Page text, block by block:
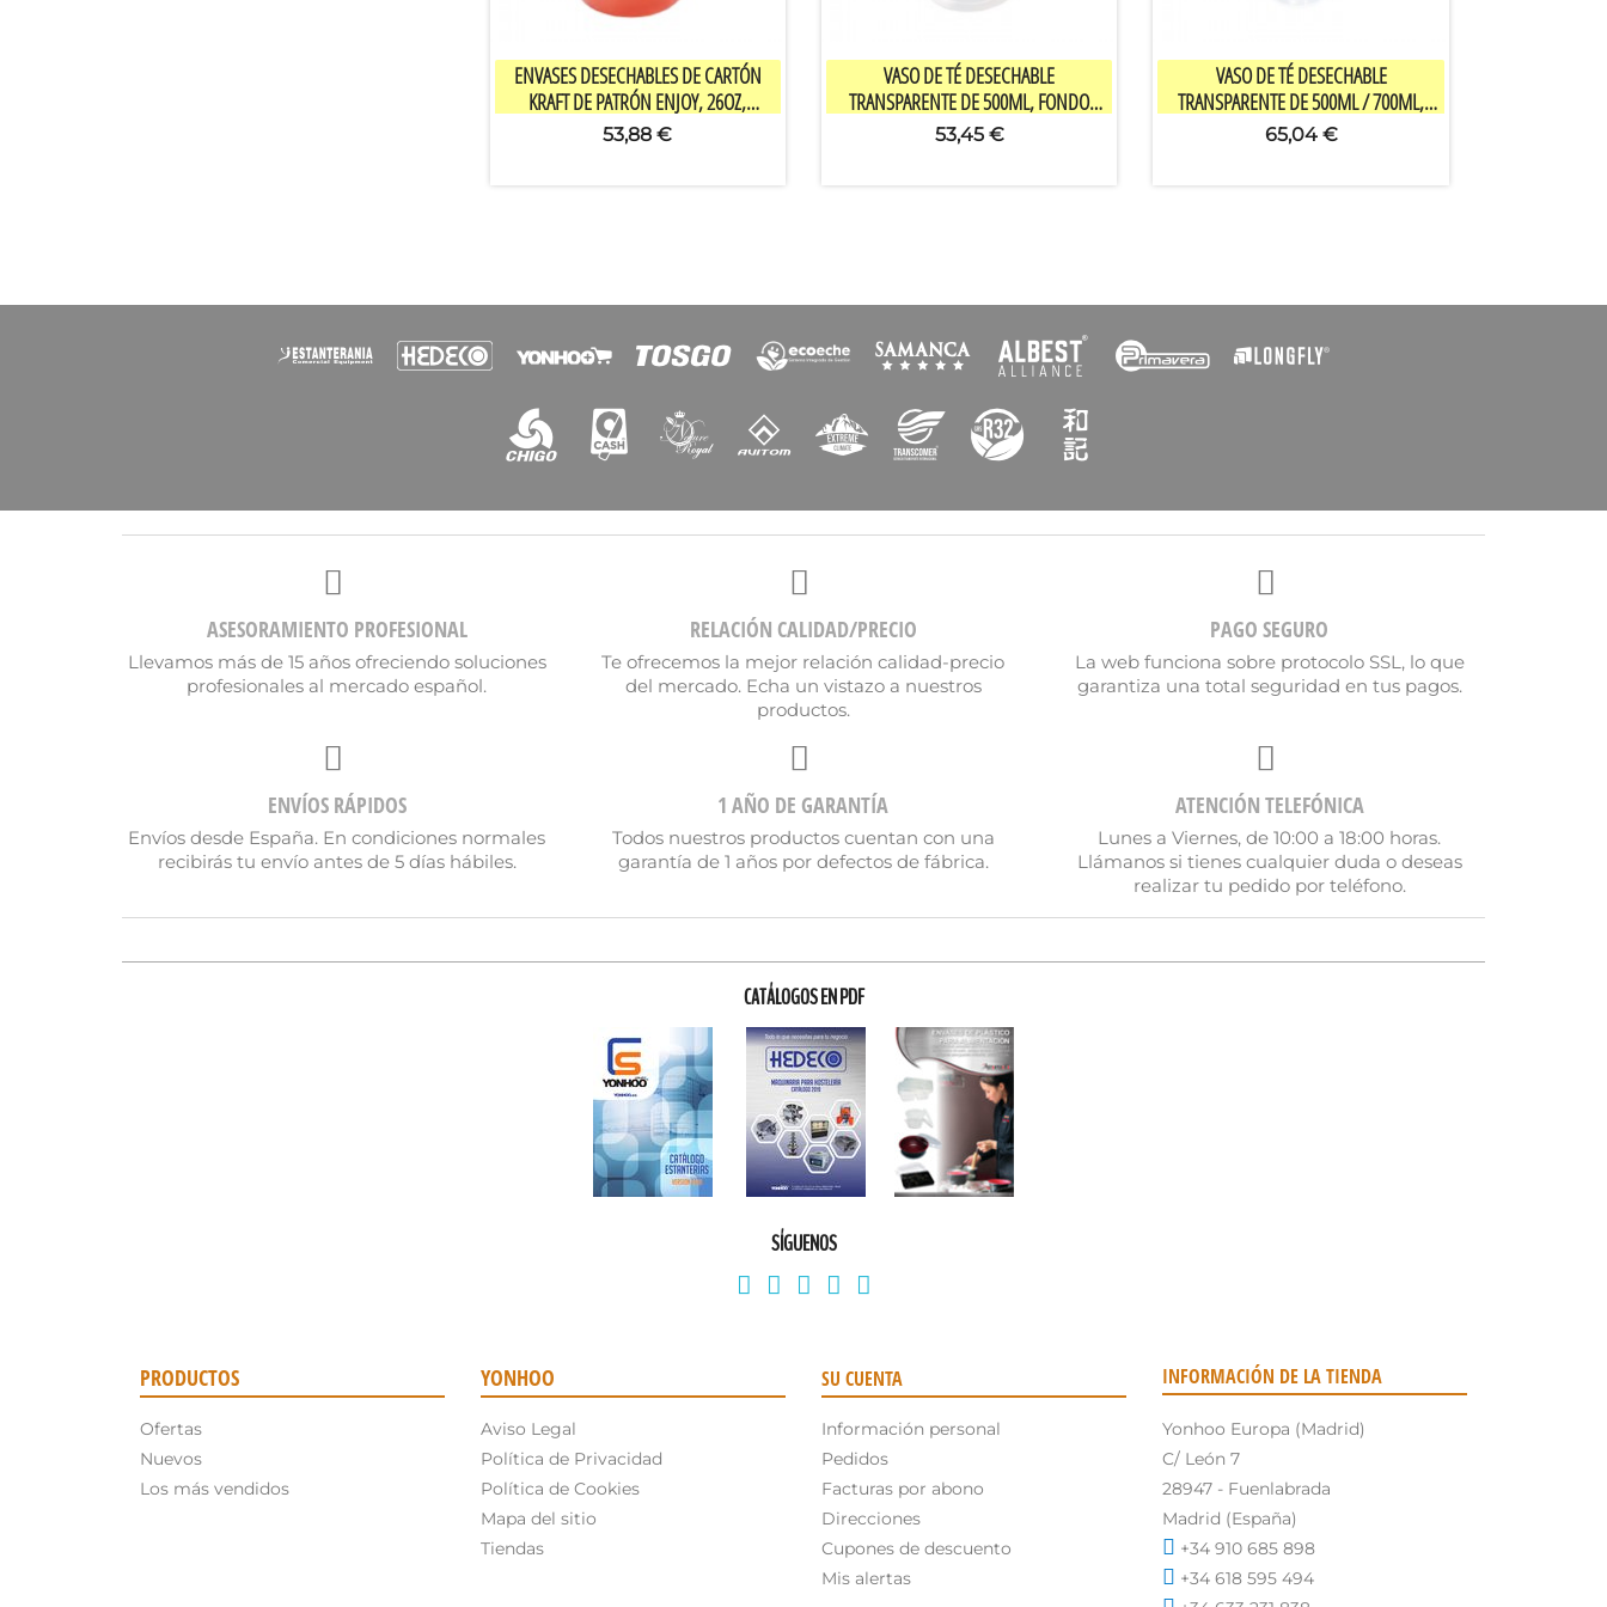
Vista rápida
ENVASES DESECHABLES DE CARTÓN
KRAFT DE PATRÓN ENJOY, 26OZ,
500UDS/CAJA MULTIUSOS PARA
COMIDA PARA LLEVAR, CAJA DE RAMEN
53,88 €
Vista rápida
VASO DE TÉ DESECHABLE
TRANSPARENTE DE 500ML, FONDO
REDONDO, 90MM DE DIÁMETRO,
500UDS/CAJA PARA BEBIDAS
53,45 €
Vista rápida
VASO DE TÉ DESECHABLE
TRANSPARENTE DE 500ML / 700ML,
FONDO PLANO, 90MM DE DIÁMETRO,
500UDS/CAJA PARA BEBIDAS
65,04 €
ASESORAMIENTO PROFESIONAL
Llevamos más de 15 años ofreciendo soluciones
profesionales al mercado español.
RELACIÓN CALIDAD/PRECIO
Te ofrecemos la mejor relación calidad-precio
del mercado. Echa un vistazo a nuestros
productos.
PAGO SEGURO
La web funciona sobre protocolo SSL, lo que
garantiza una total seguridad en tus pagos.
ENVÍOS RÁPIDOS
Envíos desde España. En condiciones normales
recibirás tu envío antes de 5 días hábiles.
1 AÑO DE GARANTÍA
Todos nuestros productos cuentan con una
garantía de 1 años por defectos de fábrica.
ATENCIÓN TELEFÓNICA
Lunes a Viernes, de 10:00 a 18:00 horas.
Llámanos si tienes cualquier duda o deseas
realizar tu pedido por teléfono.
CATÁLOGOS EN PDF
SÍGUENOS
PRODUCTOS
Ofertas
Nuevos
Los más vendidos
YONHOO
Aviso Legal
Política de Privacidad
Política de Cookies
Mapa del sitio
Tiendas
SU CUENTA
Información personal
Pedidos
Facturas por abono
Direcciones
Cupones de descuento
Mis alertas
INFORMACIÓN DE LA TIENDA
Yonhoo Europa (Madrid)
C/ León 7
28947 - Fuenlabrada
Madrid (España)
+34 910 685 898
+34 618 595 494